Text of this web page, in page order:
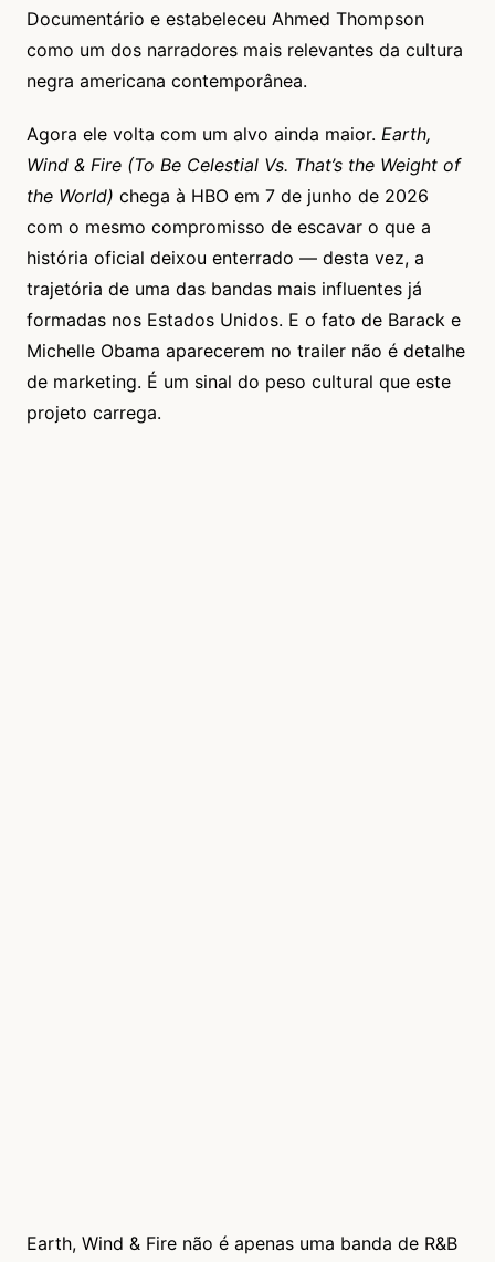
Documentário e estabeleceu Ahmed Thompson
como um dos narradores mais relevantes da cultura
negra americana contemporânea.
Agora ele volta com um alvo ainda maior. Earth,
Wind & Fire (To Be Celestial Vs. That’s the Weight of
the World) chega à HBO em 7 de junho de 2026
com o mesmo compromisso de escavar o que a
história oficial deixou enterrado — desta vez, a
trajetória de uma das bandas mais influentes já
formadas nos Estados Unidos. E o fato de Barack e
Michelle Obama aparecerem no trailer não é detalhe
de marketing. É um sinal do peso cultural que este
projeto carrega.
Earth, Wind & Fire não é apenas uma banda de R&B